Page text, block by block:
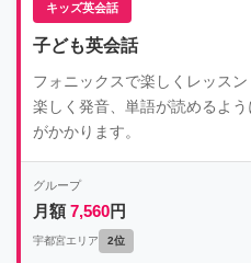
キッズ英会話
子ども英会話
フォニックスで楽しくレッスン
楽しく発音、単語が読めるよ
がかかります。
グループ
月額7,560円
宇都宮エリア 2位